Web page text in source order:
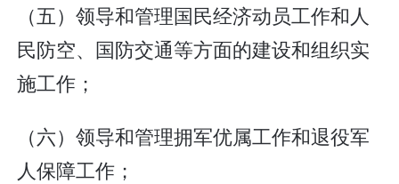
（五）领导和管理国民经济动员工作和人
民防空、国防交通等方面的建设和组织实
施工作；
（六）领导和管理拥军优属工作和退役军
人保障工作；